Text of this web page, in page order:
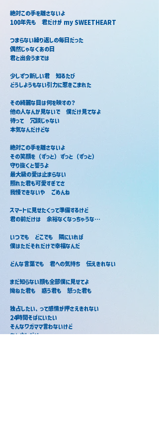
絶対この手を離さないよ
100年先も　君だけが my SWEETHEART
つまらない繰り返しの毎日だった
偶然じゃなくあの日
君と出会うまでは
少しずつ新しい君　知るたび
どうしようもない引力に惹きこまれた
その綺麗な目は何を映すの？
他の人なんか見ないで　僕だけ見てなよ
待って　冗談じゃない
本気なんだけどな
絶対この手を離さないよ
その笑顔を（ずっと）ずっと（ずっと）
守り抜くと誓うよ
最大級の愛は止まらない
照れた君も可愛すぎてさ
我慢できないや　ごめんね
スマートに見せたくって準備するけど
君の前だけは　余裕なくなっちゃうな…
いつでも　どこでも　隣にいれば
僕はただそれだけで幸福なんだ
どんな言葉でも　君への気持ち　伝えきれない
まだ知らない顔も全部僕に見せてよ
拗ねた君も　惑う君も　怒った君も
独占したい、って感情が押さえきれない
24時間そばにいたい
そんなワガママ言わないけど
あと少しだけ